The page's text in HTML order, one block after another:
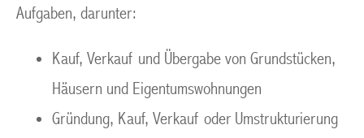
Aufgaben, darunter:
Kauf, Verkauf und Übergabe von Grundstücken,
Häusern und Eigentumswohnungen
Gründung, Kauf, Verkauf oder Umstrukturierung